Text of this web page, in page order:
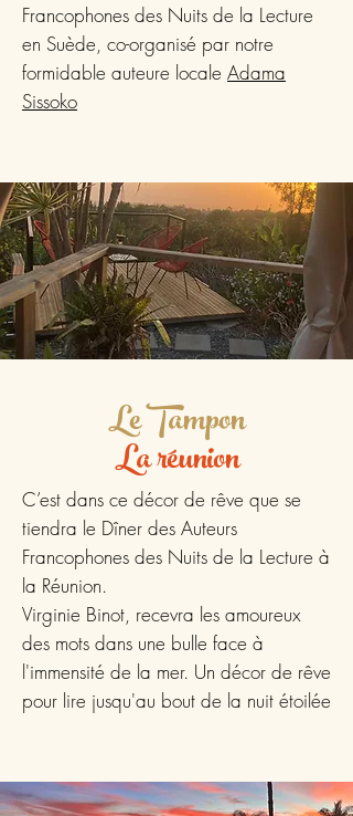
Francophones des Nuits de la Lecture
en Suède, co-organisé par notre
formidable auteure locale Adama
Sissoko
Le Tampon
La réunion
C’est dans ce décor de rêve que se
tiendra le Dîner des Auteurs
Francophones des Nuits de la Lecture à
la Réunion.
Virginie Binot, recevra les amoureux
des mots dans une bulle face à
l'immensité de la mer. Un décor de rêve
pour lire jusqu'au bout de la nuit étoilée